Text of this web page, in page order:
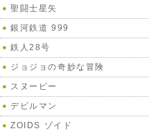
聖闘士星矢
銀河鉄道 999
鉄人28号
ジョジョの奇妙な冒険
スヌーピー
デビルマン
ZOIDS ゾイド